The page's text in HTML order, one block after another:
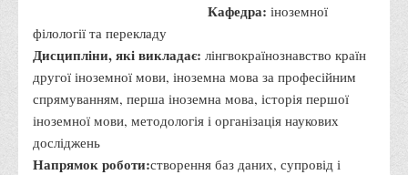
Моніторингу якості освітнього процесу та інноваційного
розвитку
Грантових проєктів
Грантові проєкти ВТЕІ ДТЕУ
Підтримки технологій та інновацій (TISC)
Психологічного сприяння
Кафедра: іноземної
філології та перекладу
Дисципліни, які викладає: лінгвокраїнознавство країн
другої іноземної мови, іноземна мова за професійним
спрямуванням, перша іноземна мова, історія першої
іноземної мови, методологія і організація наукових
досліджень
Напрямок роботи:створення баз даних, супровід і